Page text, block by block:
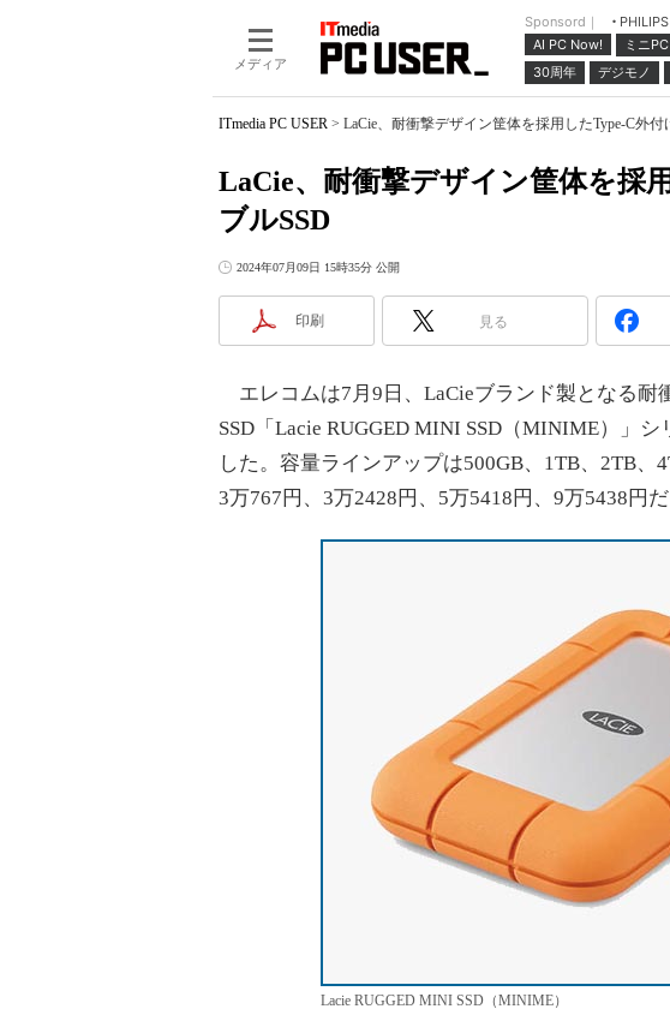
メディア
Sponsord｜ PHILIPS
AI PC Now!
ミニPC
30周年
デジモノ
ITmedia PC USER > LaCie、耐衝撃デザイン筐体を採用したType-C外付
LaCie、耐衝撃デザイン筐体を採
ブルSSD
2024年07月09日 15時35分 公開
印刷 見る
エレコムは7月9日、LaCieブランド製となる耐
SSD「Lacie RUGGED MINI SSD（MINIME）」
した。容量ラインアップは500GB、1TB、2TB
3万767円、3万2428円、5万5418円、9万5438円
Lacie RUGGED MINI SSD（MINIME）